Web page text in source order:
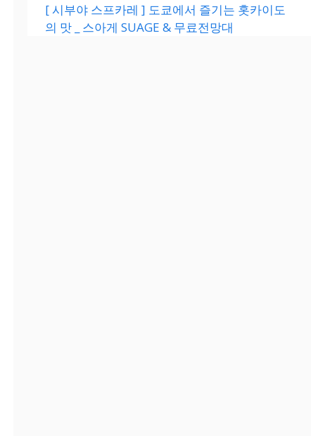
[ 시부야 스프카레 ] 도쿄에서 즐기는 홋카이도
의 맛 _ 스아게 SUAGE & 무료전망대